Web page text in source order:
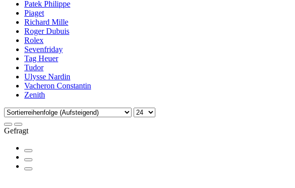
Patek Philippe
Piaget
Richard Mille
Roger Dubuis
Rolex
Sevenfriday
Tag Heuer
Tudor
Ulysse Nardin
Vacheron Constantin
Zenith
Gefragt